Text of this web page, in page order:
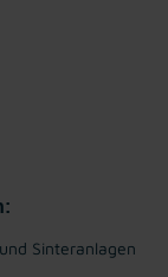
Sinteranlagen